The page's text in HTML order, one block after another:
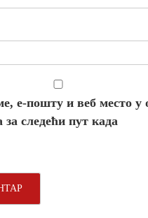
е-пошту и веб место у
за следећи пут када